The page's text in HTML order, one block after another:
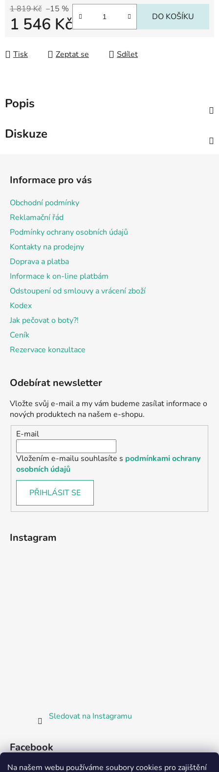
Na našem webu používáme soubory cookies pro zajištění
1 819 Kč –15 %
1 546 Kč DO KOŠÍKU
Tisk Zeptat se Sdílet
Popis
Diskuze
Informace pro vás
Obchodní podmínky
Reklamační řád
Podmínky ochrany osobních údajů
Kontakty na prodejny
Doprava a platba
Informace k on-line platbám
Odstoupení od smlouvy a vrácení zboží
Kodex
Jak pečovat o boty?!
Ceník
Rezervace konzultace
Odebírat newsletter
Vložte svůj e-mail a my vám budeme zasílat informace o
nových produktech na našem e-shopu.
E-mail
Vložením e-mailu souhlasíte s podmínkami ochrany
osobních údajů
PŘIHLÁSIT SE
Instagram
Sledovat na Instagramu
Facebook